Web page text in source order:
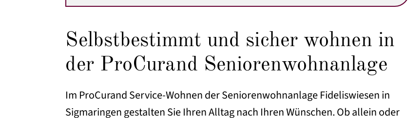
Selbstbestimmt und sicher wohnen in
der ProCurand Seniorenwohnanlage
Im ProCurand Service-Wohnen der Seniorenwohnanlage Fideliswiesen in
Sigmaringen gestalten Sie Ihren Alltag nach Ihren Wünschen. Ob allein oder